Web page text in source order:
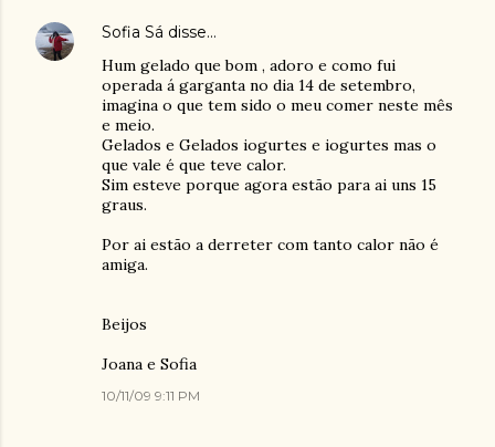
Sofia Sá disse…
Hum gelado que bom , adoro e como fui
operada á garganta no dia 14 de setembro,
imagina o que tem sido o meu comer neste mês
e meio.
Gelados e Gelados iogurtes e iogurtes mas o
que vale é que teve calor.
Sim esteve porque agora estão para ai uns 15
graus.
Por ai estão a derreter com tanto calor não é
amiga.
Beijos
Joana e Sofia
10/11/09 9:11 PM